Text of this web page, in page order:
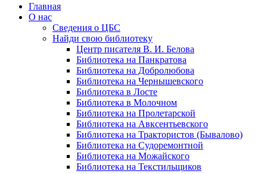
Главная
О нас
Сведения о ЦБС
Найди свою библиотеку
Центр писателя В. И. Белова
Библиотека на Панкратова
Библиотека на Добролюбова
Библиотека на Чернышевского
Библиотека в Лосте
Библиотека в Молочном
Библиотека на Пролетарской
Библиотека на Авксентьевского
Библиотека на Трактористов (Бывалово)
Библиотека на Судоремонтной
Библиотека на Можайского
Библиотека на Текстильщиков